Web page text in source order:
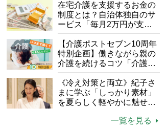
在宅介護を支援するお金の
制度とは？自治体独自のサ
ービス「毎月2万円が支給
される」ケースも【FP解
説】
【介護ポストセブン10周年
特別企画】働きながら親の
介護を続けるコツ「介護は
10年以上続くことも…3つ
のフェーズに分けて考えて
みよう」【社会福祉士解
説】
《冷え対策と両立》紀子さ
まに学ぶ「しっかり素材」
を夏らしく軽やかに魅せる
一覧を見る